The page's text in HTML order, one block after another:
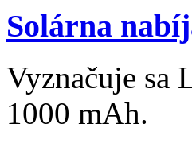
Solárna
Vyznačuje sa
1000 mAh.